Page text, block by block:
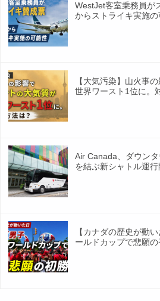
WestJet客室乗務員が
からストライキ実施の
【大気汚染】山火事
世界ワースト1位に。
Air Canada、ダウン
を結ぶ新シャトル運
【カナダの歴史が動
ールドカップで悲願の